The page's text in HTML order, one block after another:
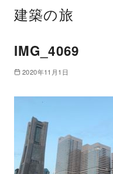
建築の旅
IMG_4069
2020年11月1日